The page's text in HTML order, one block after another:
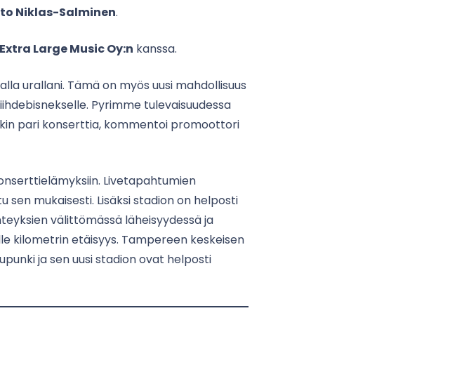
Niklas-Salminen.
Extra Large Music Oy:n kanssa.
urallani. Tämä on myös uusi mahdollisuus
Pyrimme tulevaisuudessa
pari konserttia, kommentoi promoottori
Livetapahtumien
mukaisesti. Lisäksi stadion on helposti
välittömässä läheisyydessä ja
kilometrin etäisyys. Tampereen keskeisen
ja sen uusi stadion ovat helposti